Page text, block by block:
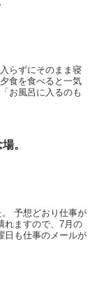
らずにそのまま寝
食を食べると一気
お風呂に入るのも
。
予想どおり仕事が
れますので、7月の
日も仕事のメールが